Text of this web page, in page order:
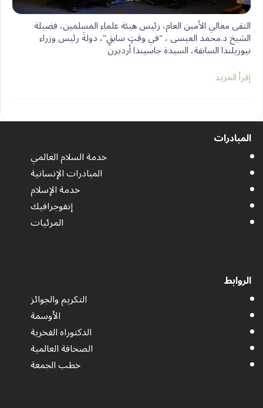
التقى معالي الأمين العام، رئيس هيئة علماء المسلمين، فضيلة
الشيخ د.⁧‫محمد العيسى‬⁩ ‬⁩، "في وقتٍ سابقٍ"، دولةَ رئيس وزراء
نيوزيلندا السابقة، السيدة جاسيندا أرديرن
إقرأ المزيد
المبادرات
خدمة السلام العالمي
المبادرات الإنسانية
خدمة الإسلام
إنفوجرافيك
المرئيات
الروابط
التكريم والجوائز
الأوسمة
الدكتوراه الفخرية
الصحافة العالمية
خطب الجمعة